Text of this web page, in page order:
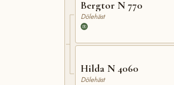
Bergtor N 770
Dölehäst
Hilda N 4060
Dölehäst